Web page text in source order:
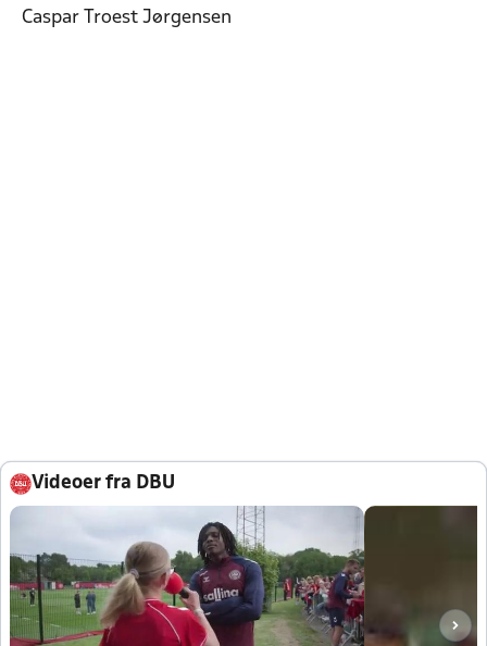
Caspar Troest Jørgensen
Videoer fra DBU